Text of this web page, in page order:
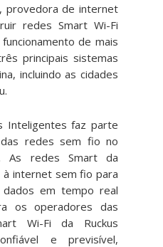
provedora de internet
redes Smart Wi-Fi
de mais
principais sistemas
incluindo as cidades
Inteligentes faz parte
redes sem fio no
As redes Smart da
à internet sem fio para
em tempo real
os operadores das
Wi-Fi da Ruckus
e previsível,